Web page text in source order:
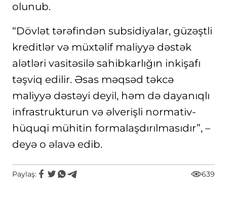
olunub.
“Dövlət tərəfindən subsidiyalar, güzəştli
kreditlər və müxtəlif maliyyə dəstək
alətləri vasitəsilə sahibkarlığın inkişafı
təşviq edilir. Əsas məqsəd təkcə
maliyyə dəstəyi deyil, həm də dayanıqlı
infrastrukturun və əlverişli normativ-
hüquqi mühitin formalaşdırılmasıdır”, –
deyə o əlavə edib.
Paylaş: 639